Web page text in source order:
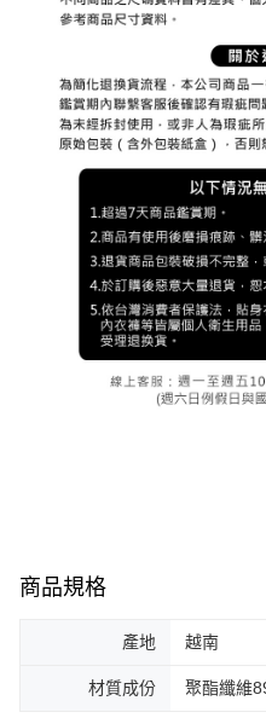
商品規格
產地 越南
材質成份 聚酯纖維